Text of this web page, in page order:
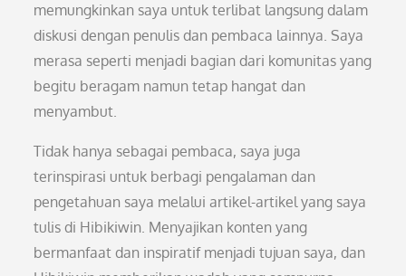
memungkinkan saya untuk terlibat langsung dalam
diskusi dengan penulis dan pembaca lainnya. Saya
merasa seperti menjadi bagian dari komunitas yang
begitu beragam namun tetap hangat dan
menyambut.
Tidak hanya sebagai pembaca, saya juga
terinspirasi untuk berbagi pengalaman dan
pengetahuan saya melalui artikel-artikel yang saya
tulis di Hibikiwin. Menyajikan konten yang
bermanfaat dan inspiratif menjadi tujuan saya, dan